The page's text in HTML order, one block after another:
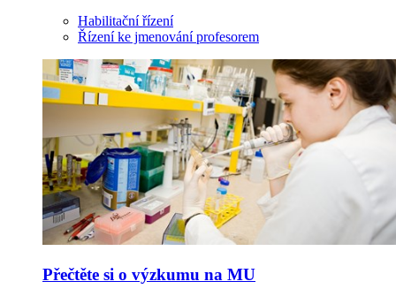
Habilitační řízení
Řízení ke jmenování profesorem
Přečtěte si o výzkumu na MU